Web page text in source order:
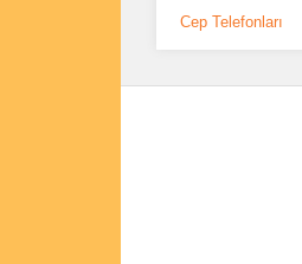
Cep Telefonları